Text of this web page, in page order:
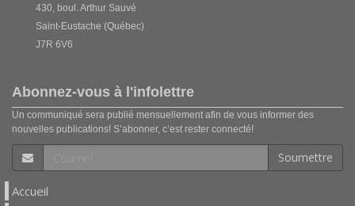
430, boul. Arthur Sauvé
Saint-Eustache (Québec)
J7R 6V6
Abonnez-vous à l'infolettre
Un communiqué sera publié mensuellement afin de vous informer des
nouvelles publications! S’abonner, c’est rester connecté!
Soumettre
Accueil